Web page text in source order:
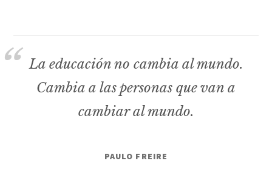
La educación no cambia al mundo.
Cambia a las personas que van a
cambiar al mundo.
PAULO FREIRE